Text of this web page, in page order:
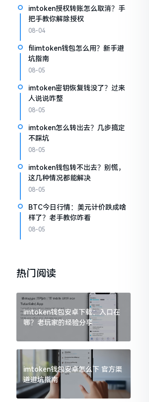
imtoken授权转账怎么取消？手
把手教你解除授权
08-04
filimtoken钱包怎么用？新手避
坑指南
08-05
imtoken密钥恢复钱没了？过来
人说说咋整
08-05
imtoken怎么转出去？几步搞定
不踩坑
08-05
imtoken钱包转不出去？别慌，
这几种情况都能解决
08-05
BTC今日行情：美元计价跌成啥
样了？老手教你咋看
08-05
热门阅读
imtoken钱包安卓下载：入口在
哪？老玩家的经验分享
imtoken钱包安卓怎么下 官方渠
道避坑指南